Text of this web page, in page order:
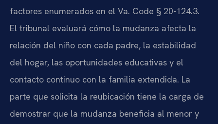
factores enumerados en el Va. Code § 20-124.3.
El tribunal evaluará cómo la mudanza afecta la
relación del niño con cada padre, la estabilidad
del hogar, las oportunidades educativas y el
contacto continuo con la familia extendida. La
parte que solicita la reubicación tiene la carga de
demostrar que la mudanza beneficia al menor y